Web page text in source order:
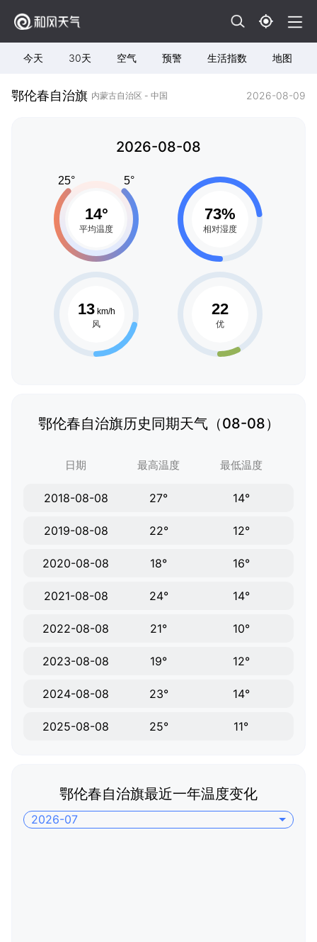
今天 30天 空气 预警 生活指数 地图
鄂伦春自治旗 内蒙古自治区 - 中国 2026-08-09
2026-08-08
鄂伦春自治旗历史同期天气（08-08）
日期 最高温度 最低温度
2018-08-08 27° 14°
2019-08-08 22° 12°
2020-08-08 18° 16°
2021-08-08 24° 14°
2022-08-08 21° 10°
2023-08-08 19° 12°
2024-08-08 23° 14°
2025-08-08 25° 11°
鄂伦春自治旗最近一年温度变化
2026-07